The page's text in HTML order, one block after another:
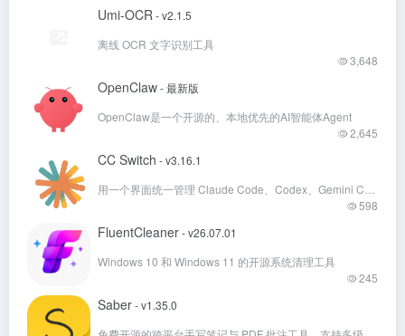
Umi-OCR- v2.1.5
离线 OCR 文字识别工具
3,648
OpenClaw- 最新版
OpenClaw是一个开源的、本地优先的AI智能体Agent
2,645
CC Switch - v3.16.1
598
FluentCleaner- v26.07.01
Windows 10 和 Windows 11 的开源系统清理工具
245
Saber- v1.35.0